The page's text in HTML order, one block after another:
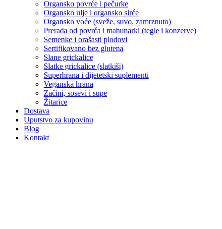
Organsko povrće i pečurke
Organsko ulje i organsko sirće
Organsko voće (sveže, suvo, zamrznuto)
Prerada od povrća i mahunarki (tegle i konzerve)
Semenke i orašasti plodovi
Sertifikovano bez glutena
Slane grickalice
Slatke grickalice (slatkiši)
Superhrana i dijetetski suplementi
Veganska hrana
Začini, sosevi i supe
Žitarice
Dostava
Uputstvo za kupovinu
Blog
Kontakt